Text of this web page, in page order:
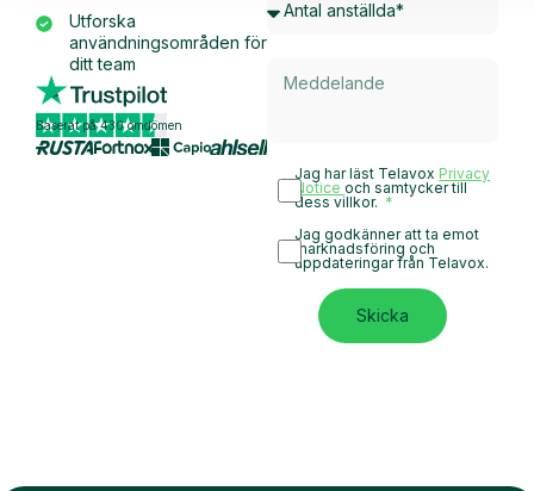
Utforska
användningsområden för
ditt team
Baserat på 430 omdömen
Jag har läst Telavox Privacy
Noticeoch samtycker till
dess villkor.
Jag godkänner att ta emot
marknadsföring och
uppdateringar från Telavox.
Skicka